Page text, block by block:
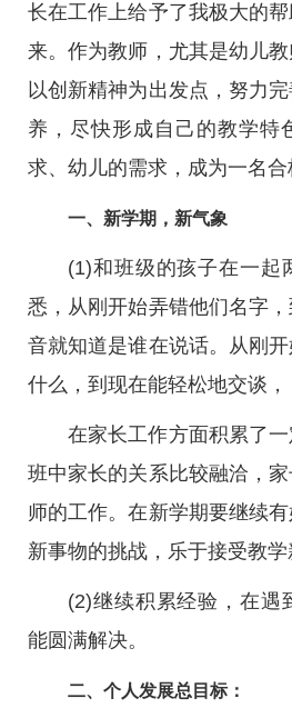
长在工作上给予了我极大的
来。作为教师，尤其是幼儿
以创新精神为出发点，努力
养，尽快形成自己的教学特
求、幼儿的需求，成为一名合
一、新学期，新气象
(1)和班级的孩子在一起
悉，从刚开始弄错他们名字
音就知道是谁在说话。从刚
什么，到现在能轻松地交谈，
在家长工作方面积累了
班中家长的关系比较融洽，
师的工作。在新学期要继续
新事物的挑战，乐于接受教学
(2)继续积累经验，在遇
能圆满解决。
二、个人发展总目标：